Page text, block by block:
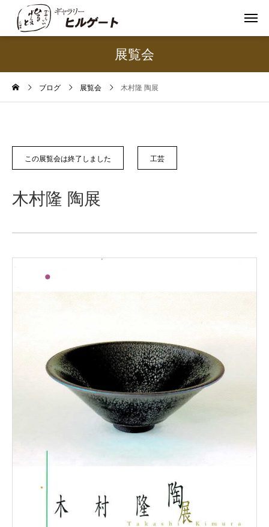
展覧会
ブログ 展覧会 木村隆 陶展
この展覧会は終了しました 工芸
木村隆 陶展